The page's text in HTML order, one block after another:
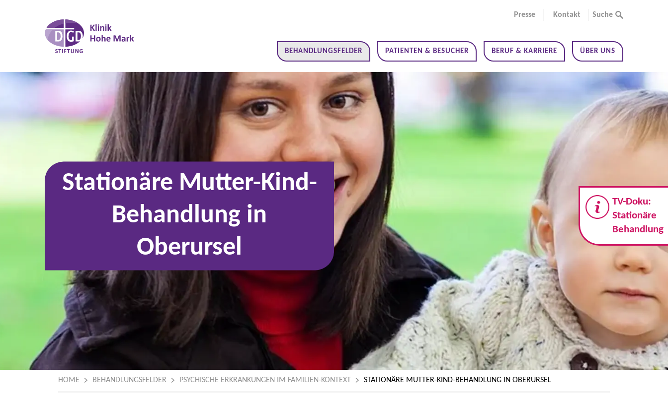
Presse Kontakt Suche
BEHANDLUNGSFELDER PATIENTEN & BESUCHER BERUF & KARRIERE ÜBER UNS
Stationäre Mutter-Kind-
Behandlung in
Oberursel
HOME BEHANDLUNGSFELDER PSYCHISCHE ERKRANKUNGEN IM FAMILIEN-KONTEXT STATIONÄRE MUTTER-KIND-BEHANDLUNG IN OBERURSEL
TV-Doku:
Stationäre
Behandlung